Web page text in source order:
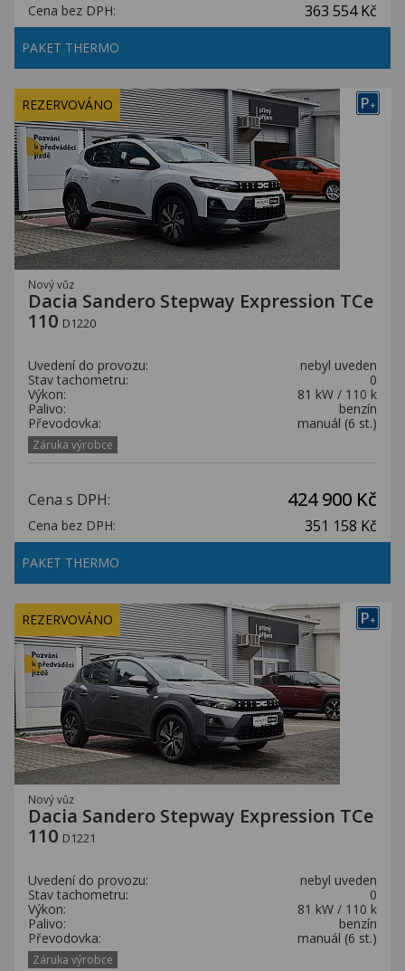
Cena bez DPH: 363 554 Kč
PAKET THERMO
P+
REZERVOVÁNO
Nový vůz
Dacia Sandero Stepway Expression TCe
110 D1220
Uvedení do provozu:
nebyl uveden
Stav tachometru:
0
Výkon:
81 kW / 110 k
Palivo:
benzín
Převodovka:
manuál (6 st.)
Záruka výrobce
Cena s DPH: 424 900 Kč
Cena bez DPH: 351 158 Kč
PAKET THERMO
P+
REZERVOVÁNO
Nový vůz
Dacia Sandero Stepway Expression TCe
110 D1221
Uvedení do provozu:
nebyl uveden
Stav tachometru:
0
Výkon:
81 kW / 110 k
Palivo:
benzín
Převodovka:
manuál (6 st.)
Záruka výrobce